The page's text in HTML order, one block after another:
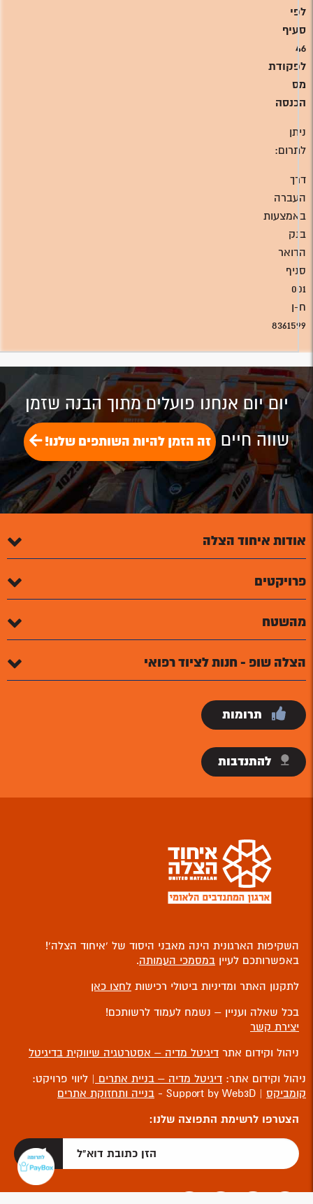
לפי
סעיף
46
לפקודת
מס
הכנסה
ניתן
לתרום:
דרך
העברה
באמצעות
בנק
הדואר
סניף
001
ח-ן
8361599
יום יום אנחנו פועלים מתוך הבנה שזמן
שווה חיים זה הזמן להיות השותפים שלנו!
אודות איחוד הצלה
פרויקטים
מהשטח
הצלה שופ - חנות לציוד רפואי
תרומות
להתנדבות
השקיפות הארגונית הינה מאבני היסוד של ‘איחוד הצלה’!
באפשרותכם לעיין במסמכי העמותה.
לתקנון האתר ומדיניות ביטולי רכישות לחצו כאן
בכל שאלה ועניין – נשמח לעמוד לרשותכם!
יצירת קשר
ניהול וקידום אתר דיגיטל מדיה – אסטרטגיה שיווקית בדיגיטל
ניהול וקידום אתר: דיגיטל מדיה – בניית אתרים | ליווי פרויקט:
קומביקס | Support by Web3D -
בנייה ותחזוקת אתרים
הצטרפו לרשימת התפוצה שלנו: